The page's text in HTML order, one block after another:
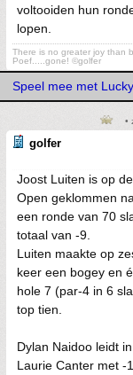
voltooiden hun
lopen.
There is no greater joy than
Poef.....gone! ©golfer
Speel mee met
•
golfer
Joost Luiten is op
Open geklommen
een ronde van 70
totaal van -9.
Luiten maakte op
keer een bogey en
hole 7 (par-4 in 6
top tien.
Dylan Naidoo leidt
Laurie Canter met -